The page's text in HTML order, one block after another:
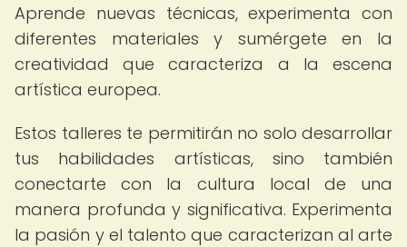
Aprende nuevas técnicas, experimenta con
diferentes materiales y sumérgete en la
creatividad que caracteriza a la escena
artística europea.
Estos talleres te permitirán no solo desarrollar
tus habilidades artísticas, sino también
conectarte con la cultura local de una
manera profunda y significativa. Experimenta
la pasión y el talento que caracterizan al arte